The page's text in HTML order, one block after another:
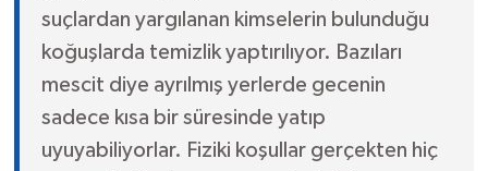
suçlardan yargılanan kimselerin bulunduğu
koğuşlarda temizlik yaptırılıyor. Bazıları
mescit diye ayrılmış yerlerde gecenin
sadece kısa bir süresinde yatıp
uyuyabiliyorlar. Fiziki koşullar gerçekten hiç